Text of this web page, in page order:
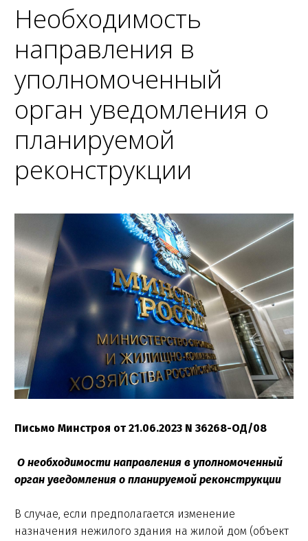
Необходимость
направления в
уполномоченный
орган уведомления о
планируемой
реконструкции
Письмо Минстроя от 21.06.2023 N 36268-ОД/08
О необходимости направления в уполномоченный
орган уведомления о планируемой реконструкции
В случае, если предполагается изменение
назначения нежилого здания на жилой дом (объект